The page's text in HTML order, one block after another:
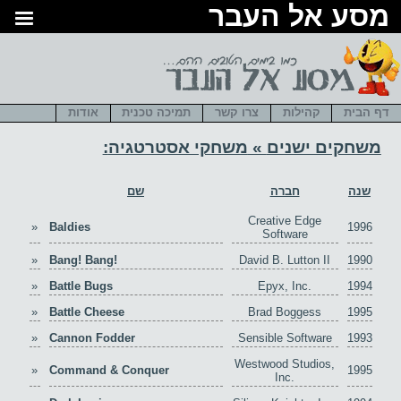
משחקים ישנים » משחקי אסטרטגיה:
שם חברה שנה
» Baldies
Creative Edge
Software
1996
» Bang! Bang! David B. Lutton II
1990
»
Battle Bugs Epyx, Inc.
1994
»
Battle Cheese Brad Boggess
1995
»
Cannon Fodder Sensible Software 1993
» Command & Conquer
Westwood Studios,
Inc.
1995
אל העבר
דף הבית קהילות צרו קשר תמיכה טכנית אודות